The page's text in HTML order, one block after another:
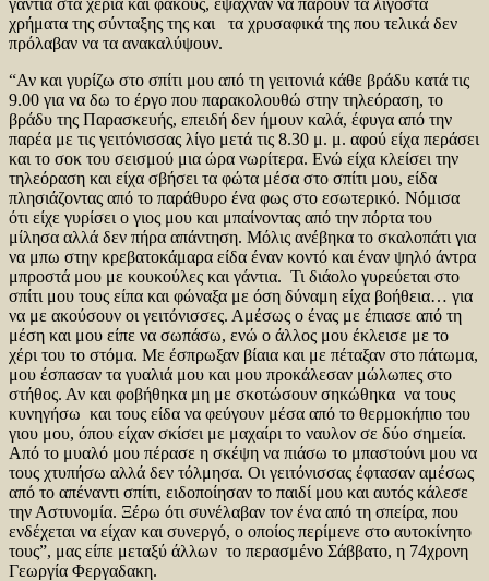
χρήματα της σύνταξης της και τα χρυσαφικά της που τελικά δεν
πρόλαβαν να τα ανακαλύψουν.
“Αν και γυρίζω στο σπίτι μου από τη γειτονιά κάθε βράδυ κατά τις
9.00 για να δω το έργο που παρακολουθώ στην τηλεόραση, το
βράδυ της Παρασκευής, επειδή δεν ήμουν καλά, έφυγα από την
παρέα με τις γειτόνισσας λίγο μετά τις 8.30 μ. μ. αφού είχα περάσει
και το σοκ του σεισμού μια ώρα νωρίτερα. Ενώ είχα κλείσει την
τηλεόραση και είχα σβήσει τα φώτα μέσα στο σπίτι μου, είδα
πλησιάζοντας από το παράθυρο ένα φως στο εσωτερικό. Νόμισα
ότι είχε γυρίσει ο γιος μου και μπαίνοντας από την πόρτα του
μίλησα αλλά δεν πήρα απάντηση. Μόλις ανέβηκα το σκαλοπάτι για
να μπω στην κρεβατοκάμαρα είδα έναν κοντό και έναν ψηλό άντρα
μπροστά μου με κουκούλες και γάντια. Τι διάολο γυρεύεται στο
σπίτι μου τους είπα και φώναξα με όση δύναμη είχα βοήθεια… για
να με ακούσουν οι γειτόνισσες. Αμέσως ο ένας με έπιασε από τη
μέση και μου είπε να σωπάσω, ενώ ο άλλος μου έκλεισε με το
χέρι του το στόμα. Με έσπρωξαν βίαια και με πέταξαν στο πάτωμα,
μου έσπασαν τα γυαλιά μου και μου προκάλεσαν μώλωπες στο
στήθος. Αν και φοβήθηκα μη με σκοτώσουν σηκώθηκα να τους
κυνηγήσω και τους είδα να φεύγουν μέσα από το θερμοκήπιο του
γιου μου, όπου είχαν σκίσει με μαχαίρι το ναυλον σε δύο σημεία.
Από το μυαλό μου πέρασε η σκέψη να πιάσω το μπαστούνι μου να
τους χτυπήσω αλλά δεν τόλμησα. Οι γειτόνισσας έφτασαν αμέσως
από το απέναντι σπίτι, ειδοποίησαν το παιδί μου και αυτός κάλεσε
την Αστυνομία. Ξέρω ότι συνέλαβαν τον ένα από τη σπείρα, που
ενδέχεται να είχαν και συνεργό, ο οποίος περίμενε στο αυτοκίνητο
τους”, μας είπε μεταξύ άλλων το περασμένο Σάββατο, η 74χρονη
Γεωργία Φεργαδακη.